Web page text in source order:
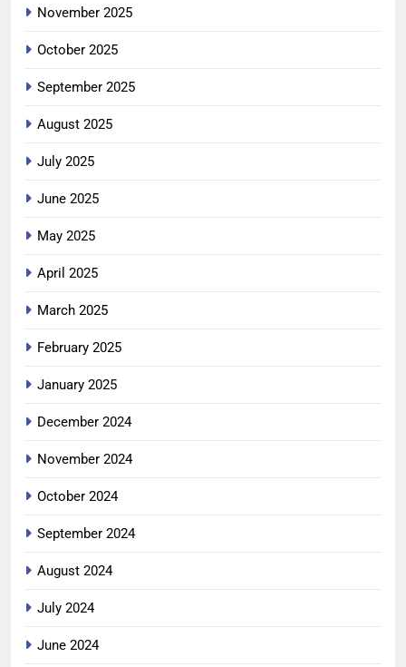
November 2025
October 2025
September 2025
August 2025
July 2025
June 2025
May 2025
April 2025
March 2025
February 2025
January 2025
December 2024
November 2024
October 2024
September 2024
August 2024
July 2024
June 2024